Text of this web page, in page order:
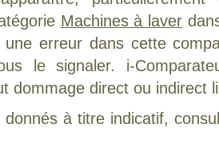
Machines à laver
une erreur dans cette
le signaler. i-
dommage direct ou indirect
à titre indicatif,